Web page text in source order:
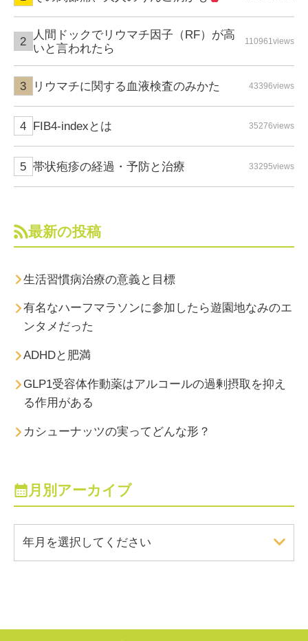
人間ドックでリウマチ因子（RF）が高
いと言われたら
110961views
リウマチに関する血液検査のみかた 43396views
FIB4-indexとは 35276views
帯状疱疹の経過・予防と治療 33295views
最新の投稿
生活習慣病治療の意義と目標
有名なハーフマラソンに参加したら遊園地なみのエ
ンタメだった
ADHDと肥満
GLP1受容体作動薬はアルコールの過剰摂取を抑え
る作用がある
カシューナッツの実ってどんな形？
月別アーカイブ
年月を選択してください